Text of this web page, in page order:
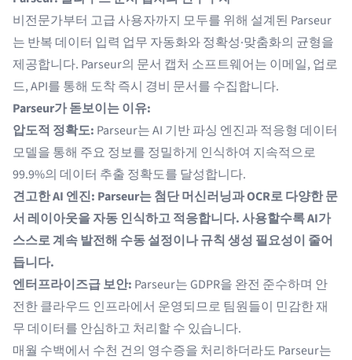
비전문가부터 고급 사용자까지 모두를 위해 설계된 Parseur
는 반복 데이터 입력 업무 자동화와 정확성·맞춤화의 균형을
제공합니다. Parseur의 문서 캡처 소프트웨어는 이메일, 업로
드, API를 통해 도착 즉시 경비 문서를 수집합니다.
Parseur가 돋보이는 이유:
압도적 정확도: Parseur는 AI 기반 파싱 엔진과 적응형 데이터
모델을 통해 주요 정보를 정밀하게 인식하여 지속적으로
99.9%의 데이터 추출 정확도를 달성합니다.
견고한 AI 엔진: Parseur는 첨단 머신러닝과 OCR로 다양한 문
서 레이아웃을 자동 인식하고 적응합니다. 사용할수록 AI가
스스로 계속 발전해 수동 설정이나 규칙 생성 필요성이 줄어
듭니다.
엔터프라이즈급 보안: Parseur는 GDPR을 완전 준수하며 안
전한 클라우드 인프라에서 운영되므로 팀원들이 민감한 재
무 데이터를 안심하고 처리할 수 있습니다.
매월 수백에서 수천 건의 영수증을 처리하더라도 Parseur는